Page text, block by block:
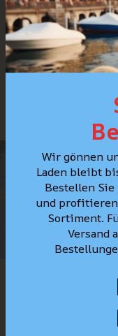
Wir gönnen
Laden bleibt
Bestellen
und profitieren
Sortiment.
Versand